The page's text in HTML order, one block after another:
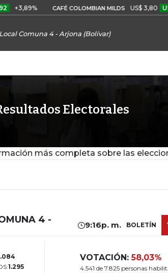
+3,89% CAFÉ COLOMBIAN MILDS US$ 3,80 US$
Comuna 4 - Arjona (Bolívar)
Electorales
más completa sobre las
4 -
9:16p. m. BOLETÍN
1.295
VOTACIÓN:58,03%
4.541 de 7.825 personas